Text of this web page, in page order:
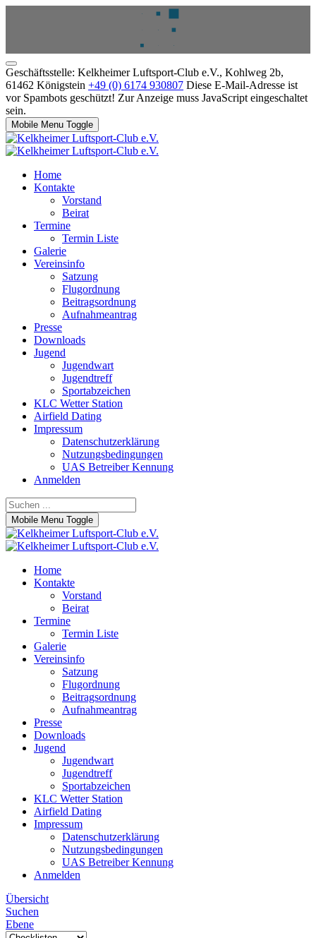
Geschäftsstelle: Kelkheimer Luftsport-Club e.V., Kohlweg 2b,
61462 Königstein +49 (0) 6174 930807 Diese E-Mail-Adresse ist
vor Spambots geschützt! Zur Anzeige muss JavaScript eingeschaltet
sein.
Mobile Menu Toggle
Home
Kontakte
Vorstand
Beirat
Termine
Termin Liste
Galerie
Vereinsinfo
Satzung
Flugordnung
Beitragsordnung
Aufnahmeantrag
Presse
Downloads
Jugend
Jugendwart
Jugendtreff
Sportabzeichen
KLC Wetter Station
Airfield Dating
Impressum
Datenschutzerklärung
Nutzungsbedingungen
UAS Betreiber Kennung
Anmelden
Mobile Menu Toggle
Home
Kontakte
Vorstand
Beirat
Termine
Termin Liste
Galerie
Vereinsinfo
Satzung
Flugordnung
Beitragsordnung
Aufnahmeantrag
Presse
Downloads
Jugend
Jugendwart
Jugendtreff
Sportabzeichen
KLC Wetter Station
Airfield Dating
Impressum
Datenschutzerklärung
Nutzungsbedingungen
UAS Betreiber Kennung
Anmelden
Übersicht
Suchen
Ebene